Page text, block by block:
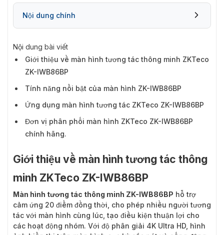
Nội dung chính
Nội dung bài viết
Giới thiệu về màn hình tương tác thông minh ZKTeco
ZK-IWB86BP
Tính năng nổi bật của màn hình ZK-IWB86BP
Ứng dụng màn hình tương tác ZKTeco ZK-IWB86BP
Đơn vị phân phối màn hình ZKTeco ZK-IWB86BP
chính hãng.
Giới thiệu về màn hình tương tác thông
minh ZKTeco ZK-IWB86BP
Màn hình tương tác thông minh ZK-IWB86BP hỗ trợ
cảm ứng 20 điểm đồng thời, cho phép nhiều người tương
tác với màn hình cùng lúc, tạo điều kiện thuận lợi cho
các hoạt động nhóm. Với độ phân giải 4K Ultra HD, hình